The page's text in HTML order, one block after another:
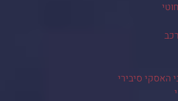
האסקי סיבירי